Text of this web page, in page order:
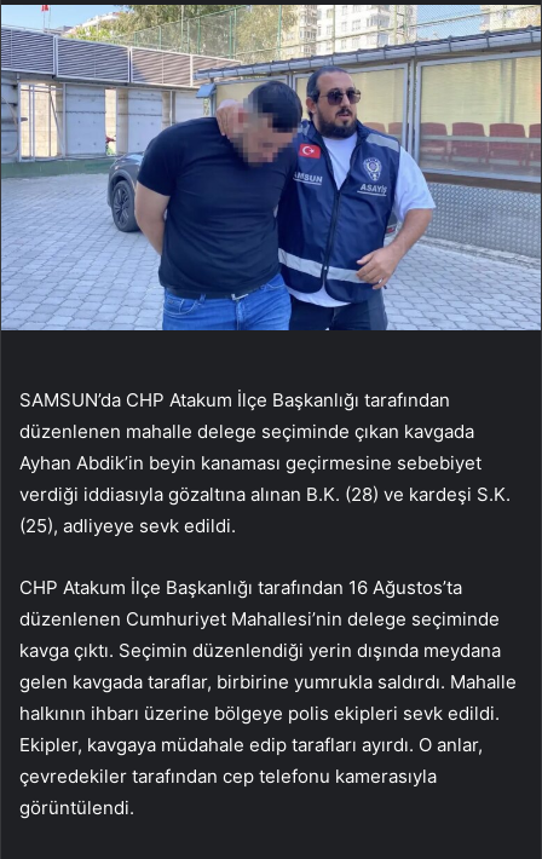
SAMSUN’da CHP Atakum İlçe Başkanlığı tarafından
düzenlenen mahalle delege seçiminde çıkan kavgada
Ayhan Abdik’in beyin kanaması geçirmesine sebebiyet
verdiği iddiasıyla gözaltına alınan B.K. (28) ve kardeşi S.K.
(25), adliyeye sevk edildi.
CHP Atakum İlçe Başkanlığı tarafından 16 Ağustos’ta
düzenlenen Cumhuriyet Mahallesi’nin delege seçiminde
kavga çıktı. Seçimin düzenlendiği yerin dışında meydana
gelen kavgada taraflar, birbirine yumrukla saldırdı. Mahalle
halkının ihbarı üzerine bölgeye polis ekipleri sevk edildi.
Ekipler, kavgaya müdahale edip tarafları ayırdı. O anlar,
çevredekiler tarafından cep telefonu kamerasıyla
görüntülendi.